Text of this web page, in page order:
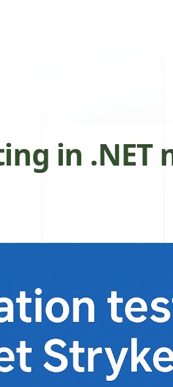
in .NET